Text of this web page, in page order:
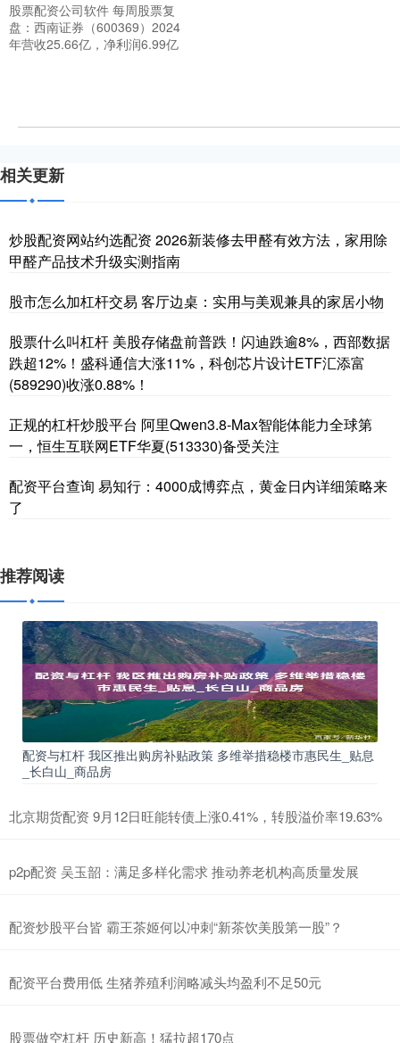
股票配资公司软件 每周股票复
盘：西南证券（600369）2024
年营收25.66亿，净利润6.99亿
相关更新
炒股配资网站约选配资 2026新装修去甲醛有效方法，家用除
甲醛产品技术升级实测指南
股市怎么加杠杆交易 客厅边桌：实用与美观兼具的家居小物
股票什么叫杠杆 美股存储盘前普跌！闪迪跌逾8%，西部数据
跌超12%！盛科通信大涨11%，科创芯片设计ETF汇添富
(589290)收涨0.88%！
正规的杠杆炒股平台 阿里Qwen3.8-Max智能体能力全球第
一，恒生互联网ETF华夏(513330)备受关注
配资平台查询 易知行：4000成博弈点，黄金日内详细策略来
了
推荐阅读
配资与杠杆 我区推出购房补贴政策 多维举措稳楼市惠民生_贴息
_长白山_商品房
北京期货配资 9月12日旺能转债上涨0.41%，转股溢价率19.63%
p2p配资 吴玉韶：满足多样化需求 推动养老机构高质量发展
配资炒股平台皆 霸王茶姬何以冲刺“新茶饮美股第一股”？
配资平台费用低 生猪养殖利润略减头均盈利不足50元
股票做空杠杆 历史新高！猛拉超170点